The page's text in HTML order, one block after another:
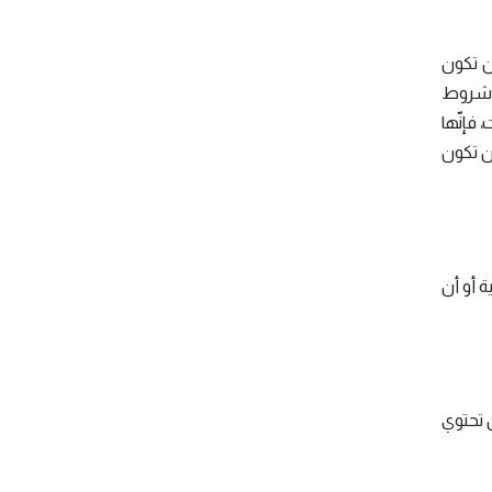
تكون
شروط
فإنّها
تكون
أو أن
تحتوي